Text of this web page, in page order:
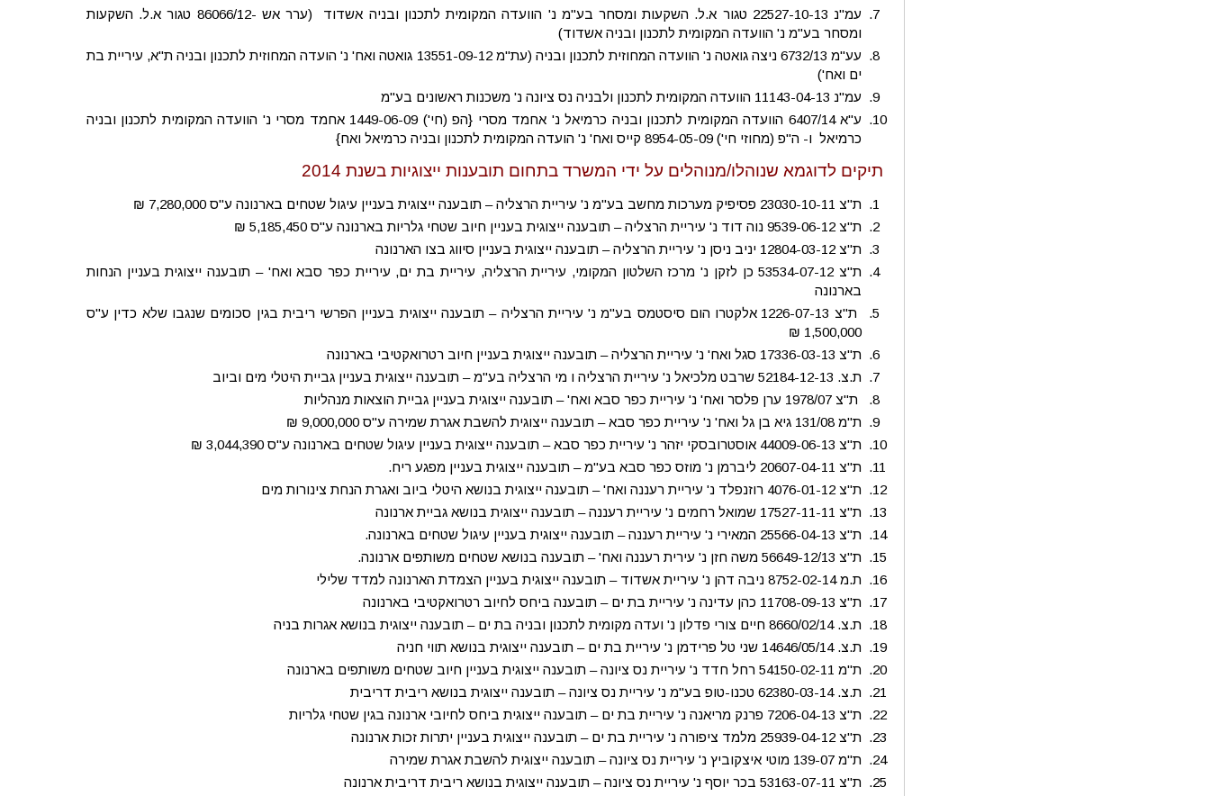
עמ"נ 22527-10-13 טגור א.ל. השקעות ומסחר בע"מ נ' הוועדה המקומית לתכנון ובניה אשדוד (ערר אש -86066/12 טגור א.ל. השקעות
ומסחר בע"מ נ' הוועדה המקומית לתכנון ובניה אשדוד)
עע"מ 6732/13 ניצה גואטה נ' הוועדה המחוזית לתכנון ובניה (עת"מ 13551-09-12 גואטה ואח' נ' הועדה המחוזית לתכנון ובניה ת"א, עיריית בת
ים ואח')
עמ"נ 11143-04-13 הוועדה המקומית לתכנון ולבניה נס ציונה נ' משכנות ראשונים בע"מ
ע"א 6407/14 הוועדה המקומית לתכנון ובניה כרמיאל נ' אחמד מסרי {הפ (חי') 1449-06-09 אחמד מסרי נ' הוועדה המקומית לתכנון ובניה
כרמיאל ו- ה"פ (מחוזי חי') 8954-05-09 קייס ואח' נ' הועדה המקומית לתכנון ובניה כרמיאל ואח}
תיקים לדוגמא שנוהלו/מנוהלים על ידי המשרד בתחום תובענות ייצוגיות בשנת 2014
ת"צ 23030-10-11 פסיפיק מערכות מחשב בע"מ נ' עיריית הרצליה – תובענה ייצוגית בעניין עיגול שטחים בארנונה ע"ס 7,280,000 ₪
ת"צ 9539-06-12 נוה דוד נ' עיריית הרצליה – תובענה ייצוגית בעניין חיוב שטחי גלריות בארנונה ע"ס 5,185,450 ₪
ת"צ 12804-03-12 יניב ניסן נ' עיריית הרצליה – תובענה ייצוגית בעניין סיווג בצו הארנונה
ת"צ 53534-07-12 כן לזקן נ' מרכז השלטון המקומי, עיריית הרצליה, עיריית בת ים, עיריית כפר סבא ואח' – תובענה ייצוגית בעניין הנחות
בארנונה
ת"צ 1226-07-13 אלקטרו הום סיסטמס בע"מ נ' עיריית הרצליה – תובענה ייצוגית בעניין הפרשי ריבית בגין סכומים שנגבו שלא כדין ע"ס
1,500,000 ₪
ת"צ 17336-03-13 סגל ואח' נ' עיריית הרצליה – תובענה ייצוגית בעניין חיוב רטרואקטיבי בארנונה
ת.צ. 52184-12-13 שרבט מלכיאל נ' עיריית הרצליה ו מי הרצליה בע"מ – תובענה ייצוגית בעניין גביית היטלי מים וביוב
ת"צ 1978/07 ערן פלסר ואח' נ' עיריית כפר סבא ואח' – תובענה ייצוגית בעניין גביית הוצאות מנהליות
ת"מ 131/08 גיא בן גל ואח' נ' עיריית כפר סבא – תובענה ייצוגית להשבת אגרת שמירה ע"ס 9,000,000 ₪
ת"צ 44009-06-13 אוסטרובסקי יזהר נ' עיריית כפר סבא – תובענה ייצוגית בעניין עיגול שטחים בארנונה ע"ס 3,044,390 ₪
ת"צ 20607-04-11 ליברמן נ' מוזס כפר סבא בע"מ – תובענה ייצוגית בעניין מפגע ריח.
ת"צ 4076-01-12 רוזנפלד נ' עיריית רעננה ואח' – תובענה ייצוגית בנושא היטלי ביוב ואגרת הנחת צינורות מים
ת"צ 17527-11-11 שמואל רחמים נ' עיריית רעננה – תובענה ייצוגית בנושא גביית ארנונה
ת"צ 25566-04-13 המאירי נ' עיריית רעננה – תובענה ייצוגית בעניין עיגול שטחים בארנונה.
ת"צ 56649-12/13 משה חזן נ' עירית רעננה ואח' – תובענה בנושא שטחים משותפים ארנונה.
ת.מ 8752-02-14 ניבה דהן נ' עיריית אשדוד – תובענה ייצוגית בעניין הצמדת הארנונה למדד שלילי
ת"צ 11708-09-13 כהן עדינה נ' עיריית בת ים – תובענה ביחס לחיוב רטרואקטיבי בארנונה
ת.צ. 8660/02/14 חיים צורי פדלון נ' ועדה מקומית לתכנון ובניה בת ים – תובענה ייצוגית בנושא אגרות בניה
ת.צ. 14646/05/14 שני טל פרידמן נ' עיריית בת ים – תובענה ייצוגית בנושא תווי חניה
ת"מ 54150-02-11 רחל חדד נ' עיריית נס ציונה – תובענה ייצוגית בעניין חיוב שטחים משותפים בארנונה
ת.צ. 62380-03-14 טכנו-טופ בע"מ נ' עיריית נס ציונה – תובענה ייצוגית בנושא ריבית דריבית
ת"צ 7206-04-13 פרנק מריאנה נ' עיריית בת ים – תובענה ייצוגית ביחס לחיובי ארנונה בגין שטחי גלריות
ת"צ 25939-04-12 מלמד ציפורה נ' עיריית בת ים – תובענה ייצוגית בעניין יתרות זכות ארנונה
ת"מ 139-07 מוטי איצקוביץ נ' עיריית נס ציונה – תובענה ייצוגית להשבת אגרת שמירה
ת"צ 53163-07-11 בכר יוסף נ' עיריית נס ציונה – תובענה ייצוגית בנושא ריבית דריבית ארנונה